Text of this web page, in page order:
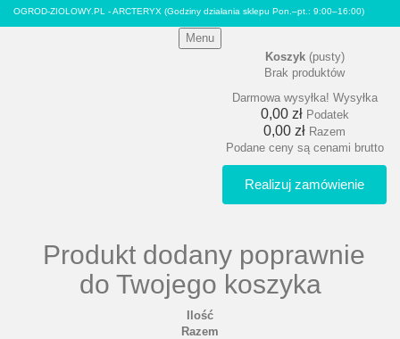
OGROD-ZIOLOWY.PL - ARCTERYX (Godziny działania sklepu Pon.–pt.: 9:00–16:00)
Menu
Koszyk (pusty)
Brak produktów
Darmowa wysyłka! Wysyłka
0,00 zł Podatek
0,00 zł Razem
Podane ceny są cenami brutto
Realizuj zamówienie
Produkt dodany poprawnie
do Twojego koszyka
Ilość
Razem